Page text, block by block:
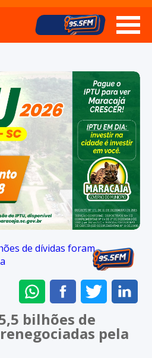
ENVIAR
NO
WHATSAPP
COMPARTILHAR
NO
FACEBOOK
NO
bilhões de
pela